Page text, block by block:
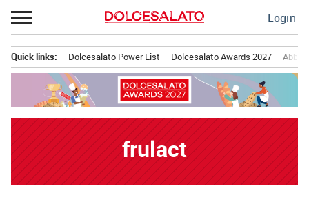
Passa
al
Login
principale
Quick links: Dolcesalato Power List Dolcesalato Awards 2027
frulact